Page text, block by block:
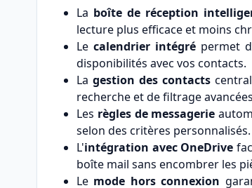
La boîte de réception
lecture plus efficace et moins
Le calendrier intégré permet
disponibilités avec vos contacts.
La gestion des contacts
recherche et de filtrage
Les règles de messagerie
selon des critères personnalisés.
L'intégration avec OneDrive
boîte mail sans encombrer les
Le mode hors connexion